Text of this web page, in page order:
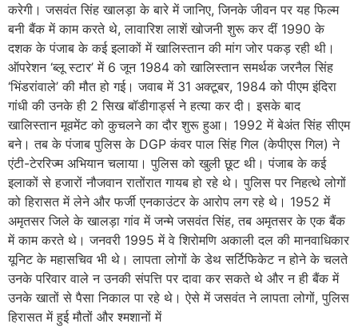
करेगी। जसवंत सिंह खालड़ा के बारे में जानिए, जिनके जीवन पर यह फिल्म
बनी बैंक में काम करते थे, लावारिश लाशें खोजनी शुरू कर दीं 1990 के
दशक के पंजाब के कई इलाकों में खालिस्तान की मांग जोर पकड़ रही थी।
ऑपरेशन ‘ब्लू स्टार’ में 6 जून 1984 को खालिस्तान समर्थक जरनैल सिंह
‘भिंडरांवाले’ की मौत हो गई। जवाब में 31 अक्टूबर, 1984 को पीएम इंदिरा
गांधी की उनके ही 2 सिख बॉडीगार्ड्स ने हत्या कर दी। इसके बाद
खालिस्तान मूवमेंट को कुचलने का दौर शुरू हुआ। 1992 में बेअंत सिंह सीएम
बने। तब के पंजाब पुलिस के DGP कंवर पाल सिंह गिल (केपीएस गिल) ने
एंटी-टेररिज्म अभियान चलाया। पुलिस को खुली छूट थी। पंजाब के कई
इलाकों से हजारों नौजवान रातोंरात गायब हो रहे थे। पुलिस पर निहत्थे लोगों
को हिरासत में लेने और फर्जी एनकाउंटर के आरोप लग रहे थे। 1952 में
अमृतसर जिले के खालड़ा गांव में जन्मे जसवंत सिंह, तब अमृतसर के एक बैंक
में काम करते थे। जनवरी 1995 में वे शिरोमणि अकाली दल की मानवाधिकार
यूनिट के महासचिव भी थे। लापता लोगों के डेथ सर्टिफिकेट न होने के चलते
उनके परिवार वाले न उनकी संपत्ति पर दावा कर सकते थे और न ही बैंक में
उनके खातों से पैसा निकाल पा रहे थे। ऐसे में जसवंत ने लापता लोगों, पुलिस
हिरासत में हुई मौतों और श्मशानों में